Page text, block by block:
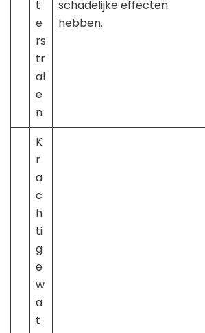
t
e
rs
tr
al
e
n
schadelijke effecten
hebben.
K
r
a
c
h
ti
g
e
w
a
t